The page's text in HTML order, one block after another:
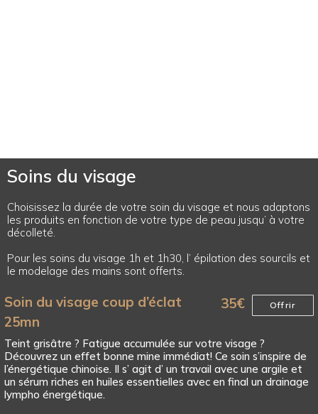
Soins du visage
Choisissez la durée de votre soin du visage et nous adaptons
les produits en fonction de votre type de peau jusqu’ à votre
décolleté.
Pour les soins du visage 1h et 1h30, l’ épilation des sourcils et
le modelage des mains sont offerts.
Soin du visage coup d’éclat
25mn
35€ Offrir
Teint grisâtre ? Fatigue accumulée sur votre visage ?
Découvrez un effet bonne mine immédiat! Ce soin s’inspire de
l’énergétique chinoise. Il s’ agit d’ un travail avec une argile et
un sérum riches en huiles essentielles avec en final un drainage
lympho énergétique.